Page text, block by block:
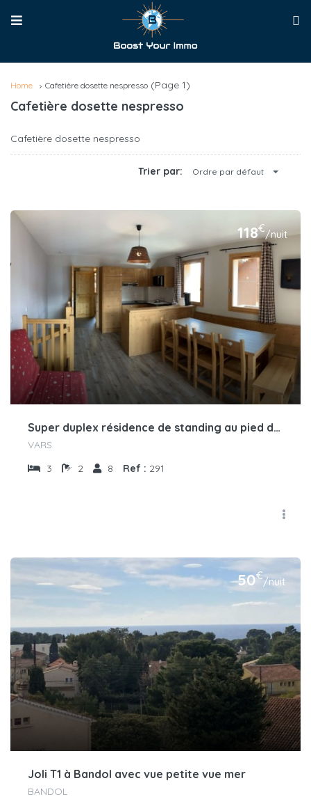
Home Cafetière dosette nespresso (Page 1)
Cafetière dosette nespresso
Cafetière dosette nespresso
Trier par: Ordre par défaut
118€/nuit
Super duplex résidence de standing au pied des pistes
VARS
3
2 8 Ref : 291
50€/nuit
Joli T1 à Bandol avec vue petite vue mer
BANDOL